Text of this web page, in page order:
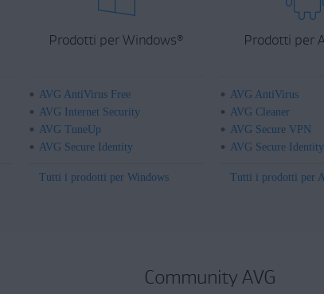
Prodotti per Windows®
AVG AntiVirus Free
AVG Internet Security
AVG TuneUp
AVG Secure Identity
Tutti i prodotti per Windows
Prodotti per
AVG AntiVirus
AVG Cleaner
AVG Secure VPN
AVG Secure Identity
Tutti i prodotti per
Community AVG